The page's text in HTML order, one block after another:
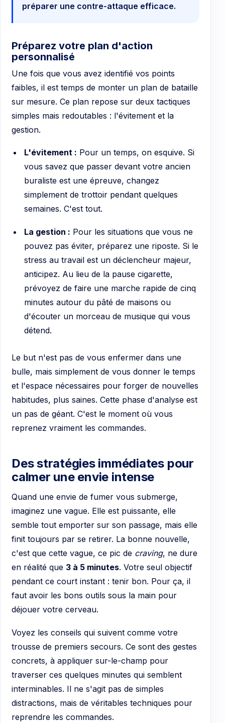
préparer une contre-attaque efficace.
Préparez votre plan d'action
personnalisé
Une fois que vous avez identifié vos points
faibles, il est temps de monter un plan de bataille
sur mesure. Ce plan repose sur deux tactiques
simples mais redoutables : l'évitement et la
gestion.
L'évitement : Pour un temps, on esquive. Si
vous savez que passer devant votre ancien
buraliste est une épreuve, changez
simplement de trottoir pendant quelques
semaines. C'est tout.
La gestion : Pour les situations que vous ne
pouvez pas éviter, préparez une riposte. Si le
stress au travail est un déclencheur majeur,
anticipez. Au lieu de la pause cigarette,
prévoyez de faire une marche rapide de cinq
minutes autour du pâté de maisons ou
d'écouter un morceau de musique qui vous
détend.
Le but n'est pas de vous enfermer dans une
bulle, mais simplement de vous donner le temps
et l'espace nécessaires pour forger de nouvelles
habitudes, plus saines. Cette phase d'analyse est
un pas de géant. C'est le moment où vous
reprenez vraiment les commandes.
Des stratégies immédiates pour
calmer une envie intense
Quand une envie de fumer vous submerge,
imaginez une vague. Elle est puissante, elle
semble tout emporter sur son passage, mais elle
finit toujours par se retirer. La bonne nouvelle,
c'est que cette vague, ce pic de craving, ne dure
en réalité que 3 à 5 minutes. Votre seul objectif
pendant ce court instant : tenir bon. Pour ça, il
faut avoir les bons outils sous la main pour
déjouer votre cerveau.
Voyez les conseils qui suivent comme votre
trousse de premiers secours. Ce sont des gestes
concrets, à appliquer sur-le-champ pour
traverser ces quelques minutes qui semblent
interminables. Il ne s'agit pas de simples
distractions, mais de véritables techniques pour
reprendre les commandes.